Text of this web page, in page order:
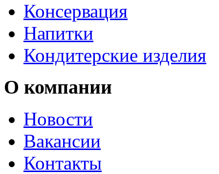
Консервация
Напитки
Кондитерские изделия
О компании
Новости
Вакансии
Контакты